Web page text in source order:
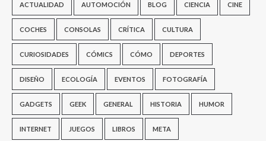
ACTUALIDAD AUTOMOCIÓN BLOG CIENCIA CINE
COCHES CONSOLAS CRÍTICA CULTURA
CURIOSIDADES CÓMICS CÓMO DEPORTES
DISEÑO ECOLOGÍA EVENTOS FOTOGRAFÍA
GADGETS GEEK GENERAL HISTORIA HUMOR
INTERNET JUEGOS LIBROS META